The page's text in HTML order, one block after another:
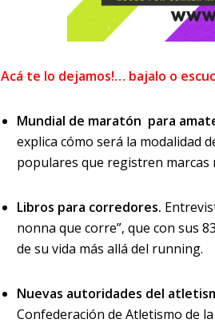
Acá te lo dejamos!… bajalo o
Mundial de maratón para
explica cómo será la modalidad
populares que registren marcas
Libros para corredores.
nonna que corre”, que con sus
de su vida más allá del running.
Nuevas autoridades del
Confederación de Atletismo de